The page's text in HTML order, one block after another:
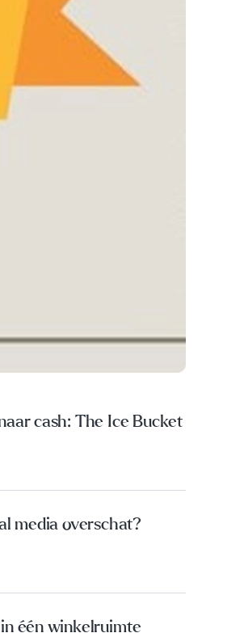
cash: The Ice Bucket
media overschat?
één winkelruimte